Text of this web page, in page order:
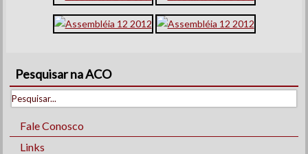
Pesquisar na ACO
Fale Conosco
Links